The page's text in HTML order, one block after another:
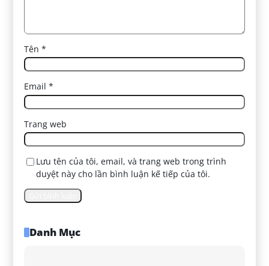
Tên*
Email*
Trang web
Lưu tên của tôi, email, và trang web trong trình
duyệt này cho lần bình luận kế tiếp của tôi.
Danh Mục